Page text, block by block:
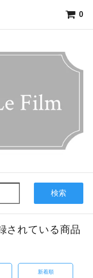
0
検索
されている商品
新着順